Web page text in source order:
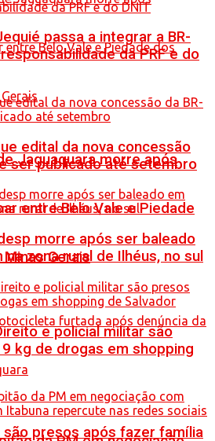
Jaguaquara morre após
entre Belo Vale e Piedade
Gerais
presos após fazer família
passa a integrar a BR-
da PRF e do
edital da nova concessão
ser publicado até setembro
morre após ser baleado
zona rural de Ilhéus, no sul
e policial militar são
kg de drogas em shopping